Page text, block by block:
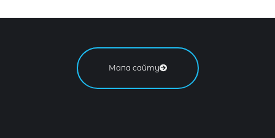
Мапа сайту